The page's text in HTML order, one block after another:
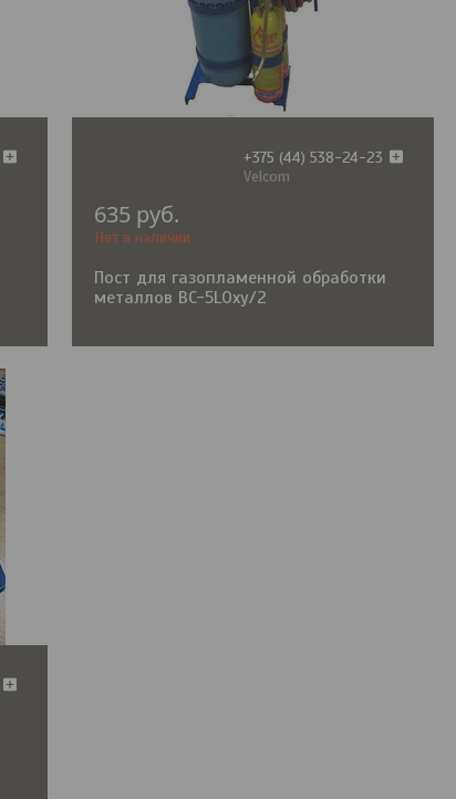
+375 (44) 538-24-23
Velcom
635 руб.
Нет в наличии
Пост для газопламенной обработки
металлов BC-5LOxy/2